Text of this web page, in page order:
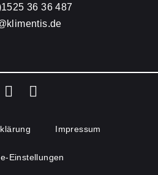
36 36 487
Impressum
Einstellungen